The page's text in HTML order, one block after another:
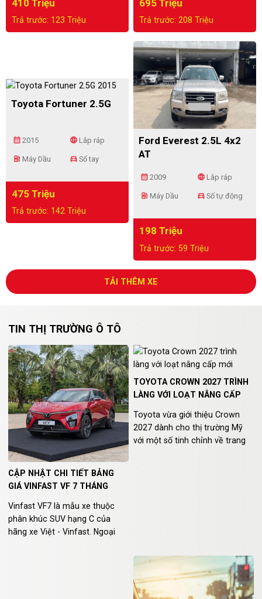
410 Triệu
Trả trước: 123 Triệu
695 Triệu
Trả trước: 208 Triệu
Toyota Fortuner 2.5G
calendar_month 2015 language Lắp ráp
ev_station Máy Dầu directions_car Số tay
475 Triệu
Trả trước: 142 Triệu
Ford Everest 2.5L 4x2
AT
calendar_month 2009 language Lắp ráp
ev_station Máy Dầu directions_car Số tự động
198 Triệu
Trả trước: 59 Triệu
TẢI THÊM XE
TIN THỊ TRƯỜNG Ô TÔ
CẬP NHẬT CHI TIẾT BẢNG
GIÁ VINFAST VF 7 THÁNG
NHẤT
Vinfast VF7 là mẫu xe thuộc
phân khúc SUV hạng C của
hãng xe Việt - Vinfast. Ngoại
TOYOTA CROWN 2027 TRÌNH
LÀNG VỚI LOẠT NÂNG CẤP
Toyota vừa giới thiệu Crown
2027 dành cho thị trường Mỹ
với một số tinh chỉnh về trang